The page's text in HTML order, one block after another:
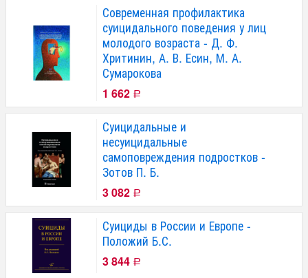
Современная профилактика
суицидального поведения у лиц
молодого возраста - Д. Ф.
Хритинин, А. В. Есин, М. А.
Сумарокова
1 662 Р
Суицидальные и
несуицидальные
самоповреждения подростков -
Зотов П. Б.
3 082 Р
Суициды в России и Европе -
Положий Б.С.
3 844 Р